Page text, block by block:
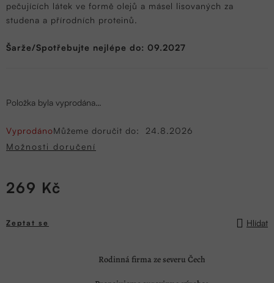
pečujících látek ve formě olejů a másel lisovaných za
studena a přírodních proteinů.
Šarže/Spotřebujte nejlépe do: 09.2027
Položka byla vyprodána…
VyprodánoMůžeme doručit do:
24.8.2026
Možnosti doručení
269 Kč
cena:
Zeptat se Hlídat
Rodinná firma ze severu Čech